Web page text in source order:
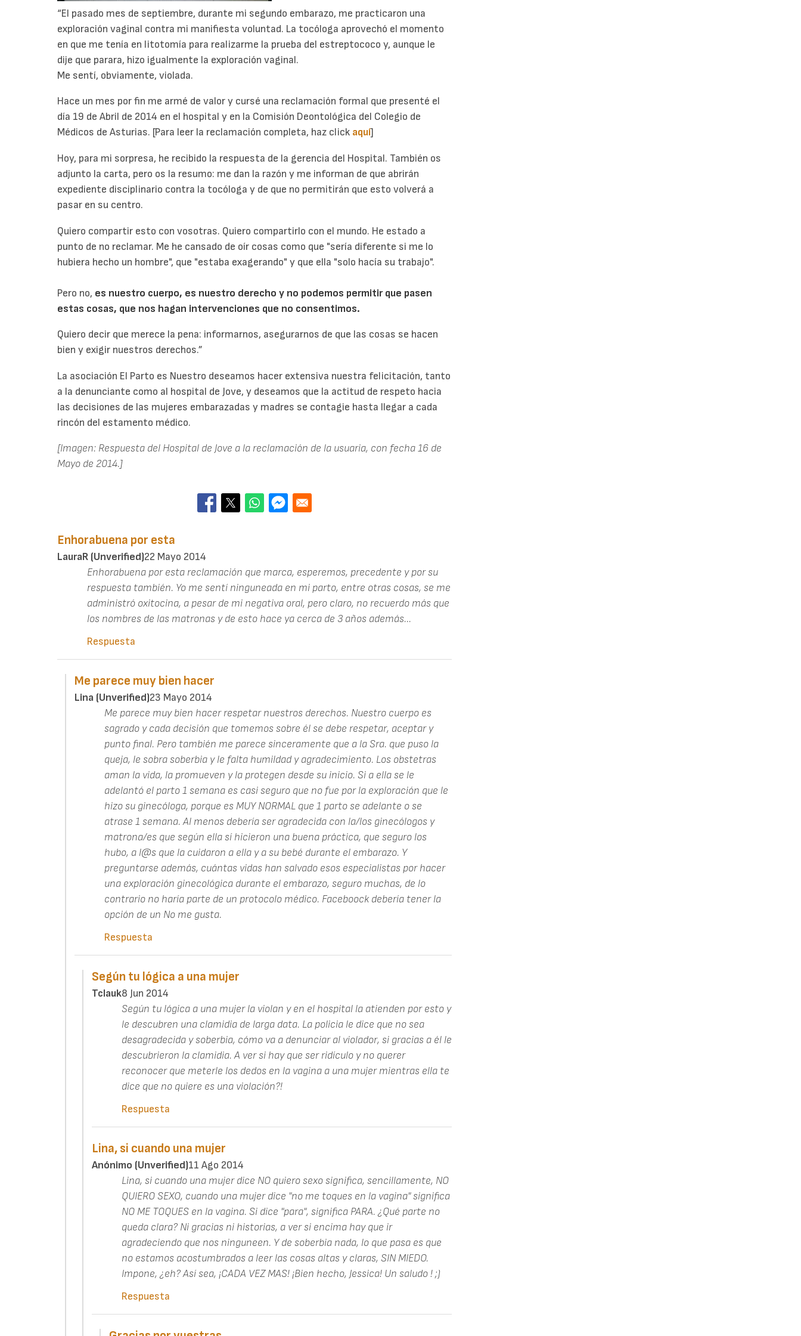
“El pasado mes de septiembre, durante mi segundo embarazo, me practicaron una
exploración vaginal contra mi manifiesta voluntad. La tocóloga aprovechó el momento
en que me tenía en litotomía para realizarme la prueba del estreptococo y, aunque le
dije que parara, hizo igualmente la exploración vaginal.
Me sentí, obviamente, violada.
Hace un mes por fin me armé de valor y cursé una reclamación formal que presenté el
día 19 de Abril de 2014 en el hospital y en la Comisión Deontológica del Colegio de
Médicos de Asturias. [Para leer la reclamación completa, haz click aquí]
Hoy, para mi sorpresa, he recibido la respuesta de la gerencia del Hospital. También os
adjunto la carta, pero os la resumo: me dan la razón y me informan de que abrirán
expediente disciplinario contra la tocóloga y de que no permitirán que esto volverá a
pasar en su centro.
Quiero compartir esto con vosotras. Quiero compartirlo con el mundo. He estado a
punto de no reclamar. Me he cansado de oír cosas como que "sería diferente si me lo
hubiera hecho un hombre", que "estaba exagerando" y que ella "solo hacía su trabajo".
Pero no, es nuestro cuerpo, es nuestro derecho y no podemos permitir que pasen
estas cosas, que nos hagan intervenciones que no consentimos.
Quiero decir que merece la pena: informarnos, asegurarnos de que las cosas se hacen
bien y exigir nuestros derechos.”
La asociación El Parto es Nuestro deseamos hacer extensiva nuestra felicitación, tanto
a la denunciante como al hospital de Jove, y deseamos que la actitud de respeto hacia
las decisiones de las mujeres embarazadas y madres se contagie hasta llegar a cada
rincón del estamento médico.
[Imagen: Respuesta del Hospital de Jove a la reclamación de la usuaria, con fecha 16 de
Mayo de 2014.]
Enhorabuena por esta
LauraR (unverified)22 Mayo 2014
Enhorabuena por esta reclamación que marca, esperemos, precedente y por su
respuesta también. Yo me sentí ninguneada en mi parto, entre otras cosas, se me
administró oxitocina, a pesar de mi negativa oral, pero claro, no recuerdo más que
los nombres de las matronas y de esto hace ya cerca de 3 años además...
Respuesta
Me parece muy bien hacer
Lina (unverified)23 Mayo 2014
Me parece muy bien hacer respetar nuestros derechos. Nuestro cuerpo es
sagrado y cada decisión que tomemos sobre él se debe respetar, aceptar y
punto final. Pero también me parece sinceramente que a la Sra. que puso la
queja, le sobra soberbia y le falta humildad y agradecimiento. Los obstetras
aman la vida, la promueven y la protegen desde su inicio. Si a ella se le
adelantó el parto 1 semana es casi seguro que no fue por la exploración que le
hizo su ginecóloga, porque es MUY NORMAL que 1 parto se adelante o se
atrase 1 semana. Al menos debería ser agradecida con la/los ginecólogos y
matrona/es que según ella sí hicieron una buena práctica, que seguro los
hubo, a l@s que la cuidaron a ella y a su bebé durante el embarazo. Y
preguntarse además, cuántas vidas han salvado esos especialistas por hacer
una exploración ginecológica durante el embarazo, seguro muchas, de lo
contrario no haría parte de un protocolo médico. Faceboock debería tener la
opción de un No me gusta.
Respuesta
Según tu lógica a una mujer
Tclauk8 Jun 2014
Según tu lógica a una mujer la violan y en el hospital la atienden por esto y
le descubren una clamidia de larga data. La policia le dice que no sea
desagradecida y soberbia, cómo va a denunciar al violador, si gracias a él le
descubrieron la clamidia. A ver si hay que ser ridículo y no querer
reconocer que meterle los dedos en la vagina a una mujer mientras ella te
dice que no quiere es una violación?!
Respuesta
Lina, si cuando una mujer
Anónimo (unverified)11 Ago 2014
Lina, si cuando una mujer dice NO quiero sexo significa, sencillamente, NO
QUIERO SEXO, cuando una mujer dice "no me toques en la vagina" significa
NO ME TOQUES en la vagina. Si dice "para", significa PARA. ¿Qué parte no
queda clara? Ni gracias ni historias, a ver si encima hay que ir
agradeciendo que nos ninguneen. Y de soberbia nada, lo que pasa es que
no estamos acostumbrados a leer las cosas altas y claras, SIN MIEDO.
Impone, ¿eh? Así sea, ¡CADA VEZ MAS! ¡Bien hecho, Jessica! Un saludo ! ;)
Respuesta